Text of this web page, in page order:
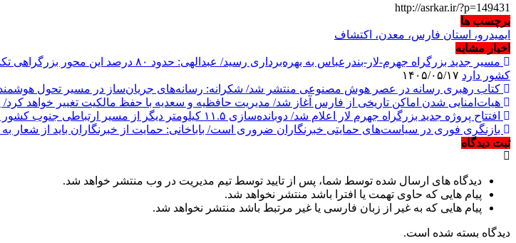
http://asrkar.ir/?p=149431
برچسب ها
ایمیدرو، استان فارس، معدن، اکتشاف
اخبار مشابه
مسیر جدید بزرگراه جهرم-لار-بندرعباس به
کشور دارد
کتاب رهبری رسانه در عصر هوش مصنوعی منتشر شد/ شکرانه: رسانه‌های جریان‌ساز در مسیر تحول هوشمند
هیات‌امنایی شدن اماکن تاریخی از فارس آغاز شد/ مدیریت حافظیه و سعدیه با حفظ مالکیت تغییر خواهد کرد/
افتتاح پروژه جدید بزرگراه جهرم لار اعلام شد/ دوبانده‌سازی ۱۱.۵ کیلومتر دیگر از مسیر ارتباطی جنوب کشور پایان یافت/ رضایی‌کوچی: این محور جاده‌ای از فردا زیر بار ترافیک می‌رود
بازنگری فوری در سیاست‌های حمایتی خبرنگاران ضروری است/ باباخانی: حمایت از خبرنگاران باید از شعار
ثبت دیدگاه
دیدگاه های ارسال شده توسط شما، پس از تایید توسط تیم مدیریت در وب منتشر خواهد شد.
پیام هایی که حاوی تهمت یا افترا باشد منتشر نخواهد شد.
پیام هایی که به غیر از زبان فارسی یا غیر مرتبط باشد منتشر نخواهد شد.
دیدگاه بسته شده است.